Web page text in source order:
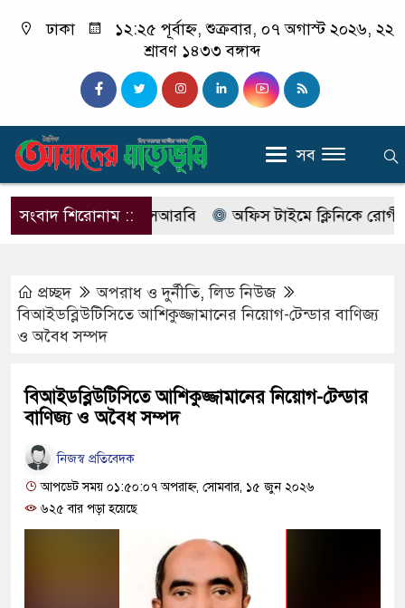
ঢাকা
১২:২৫ পূর্বাহ্ন, শুক্রবার, ০৭ অগাস্ট ২০২৬, ২২
শ্রাবণ ১৪৩৩ বঙ্গাব্দ
সব
সংবাদ শিরোনাম ::
বদলে আসছে এসআরবি অফিস টাইমে ক্লিনিকে রোগী
প্রচ্ছদ অপরাধ ‍ও দুর্নীতি,লিড নিউজ
বিআইডব্লিউটিসিতে আশিকুজ্জামানের নিয়োগ-টেন্ডার বাণিজ্য
ও অবৈধ সম্পদ
বিআইডব্লিউটিসিতে আশিকুজ্জামানের নিয়োগ-টেন্ডার
বাণিজ্য ও অবৈধ সম্পদ
নিজস্ব প্রতিবেদক
আপডেট সময় ০১:৫০:০৭ অপরাহ্ন, সোমবার, ১৫ জুন ২০২৬
৬২৫ বার পড়া হয়েছে